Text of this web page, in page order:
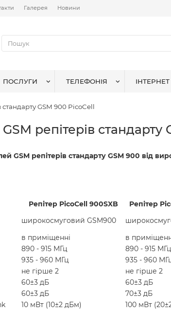
Галерея Новини
ПОСЛУГИ ТЕЛЕФОНІЯ ІНТЕРНЕТ
стандарту GSM 900 PicoCell
репітерів стандарту
GSM репітерів стандарту GSM 900 від
Репітер PicoCell 900SXB Репітер
широкосмуговий GSM900
в приміщенні в
890 - 915 МГц 890 - 915 МГц
935 - 960 МГц 935 - 960
не гірше 2 не гірше 2
60±3 дБ 60±3 дБ
60±3 дБ 70±3 дБ
10 мВт (10±2 дБм) 100 мВт